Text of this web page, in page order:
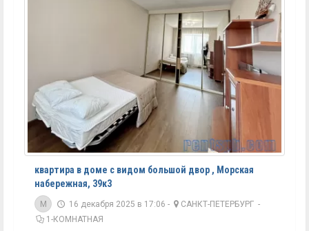
квартира в доме с видом большой двор , Морская
набережная, 39к3
M 16 декабря 2025 в 17:06 - САНКТ-ПЕТЕРБУРГ -
1-КОМНАТНАЯ